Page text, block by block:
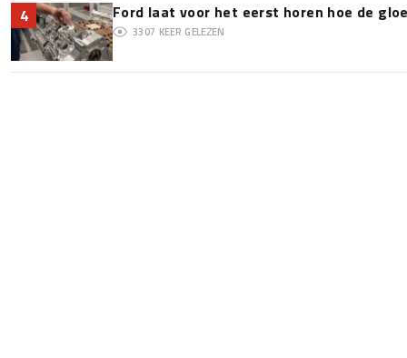
4 Ford laat voor het eerst horen hoe de
3307 KEER GELEZEN